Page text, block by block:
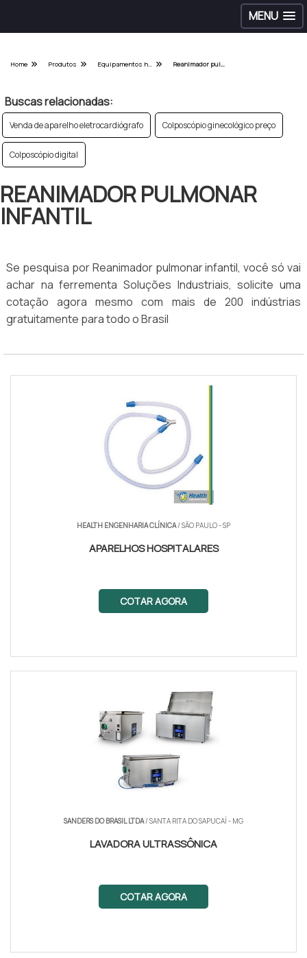
MENU
Home Produtos Equipamentos hospitalares - Categoria Reanimador pulmonar infantil
Buscas relacionadas:
Venda de aparelho eletrocardiógrafo Colposcópio ginecológico preço
Colposcópio digital
REANIMADOR PULMONAR
INFANTIL
Se pesquisa por Reanimador pulmonar infantil, você só vai
achar na ferrementa Soluções Industriais, solicite uma
cotação agora mesmo com mais de 200 indústrias
gratuitamente para todo o Brasil
HEALTH ENGENHARIA CLÍNICA/ SÃO PAULO - SP
APARELHOS HOSPITALARES
COTAR AGORA
SANDERS DO BRASIL LTDA/ SANTA RITA DO SAPUCAÍ - MG
LAVADORA ULTRASSÔNICA
COTAR AGORA